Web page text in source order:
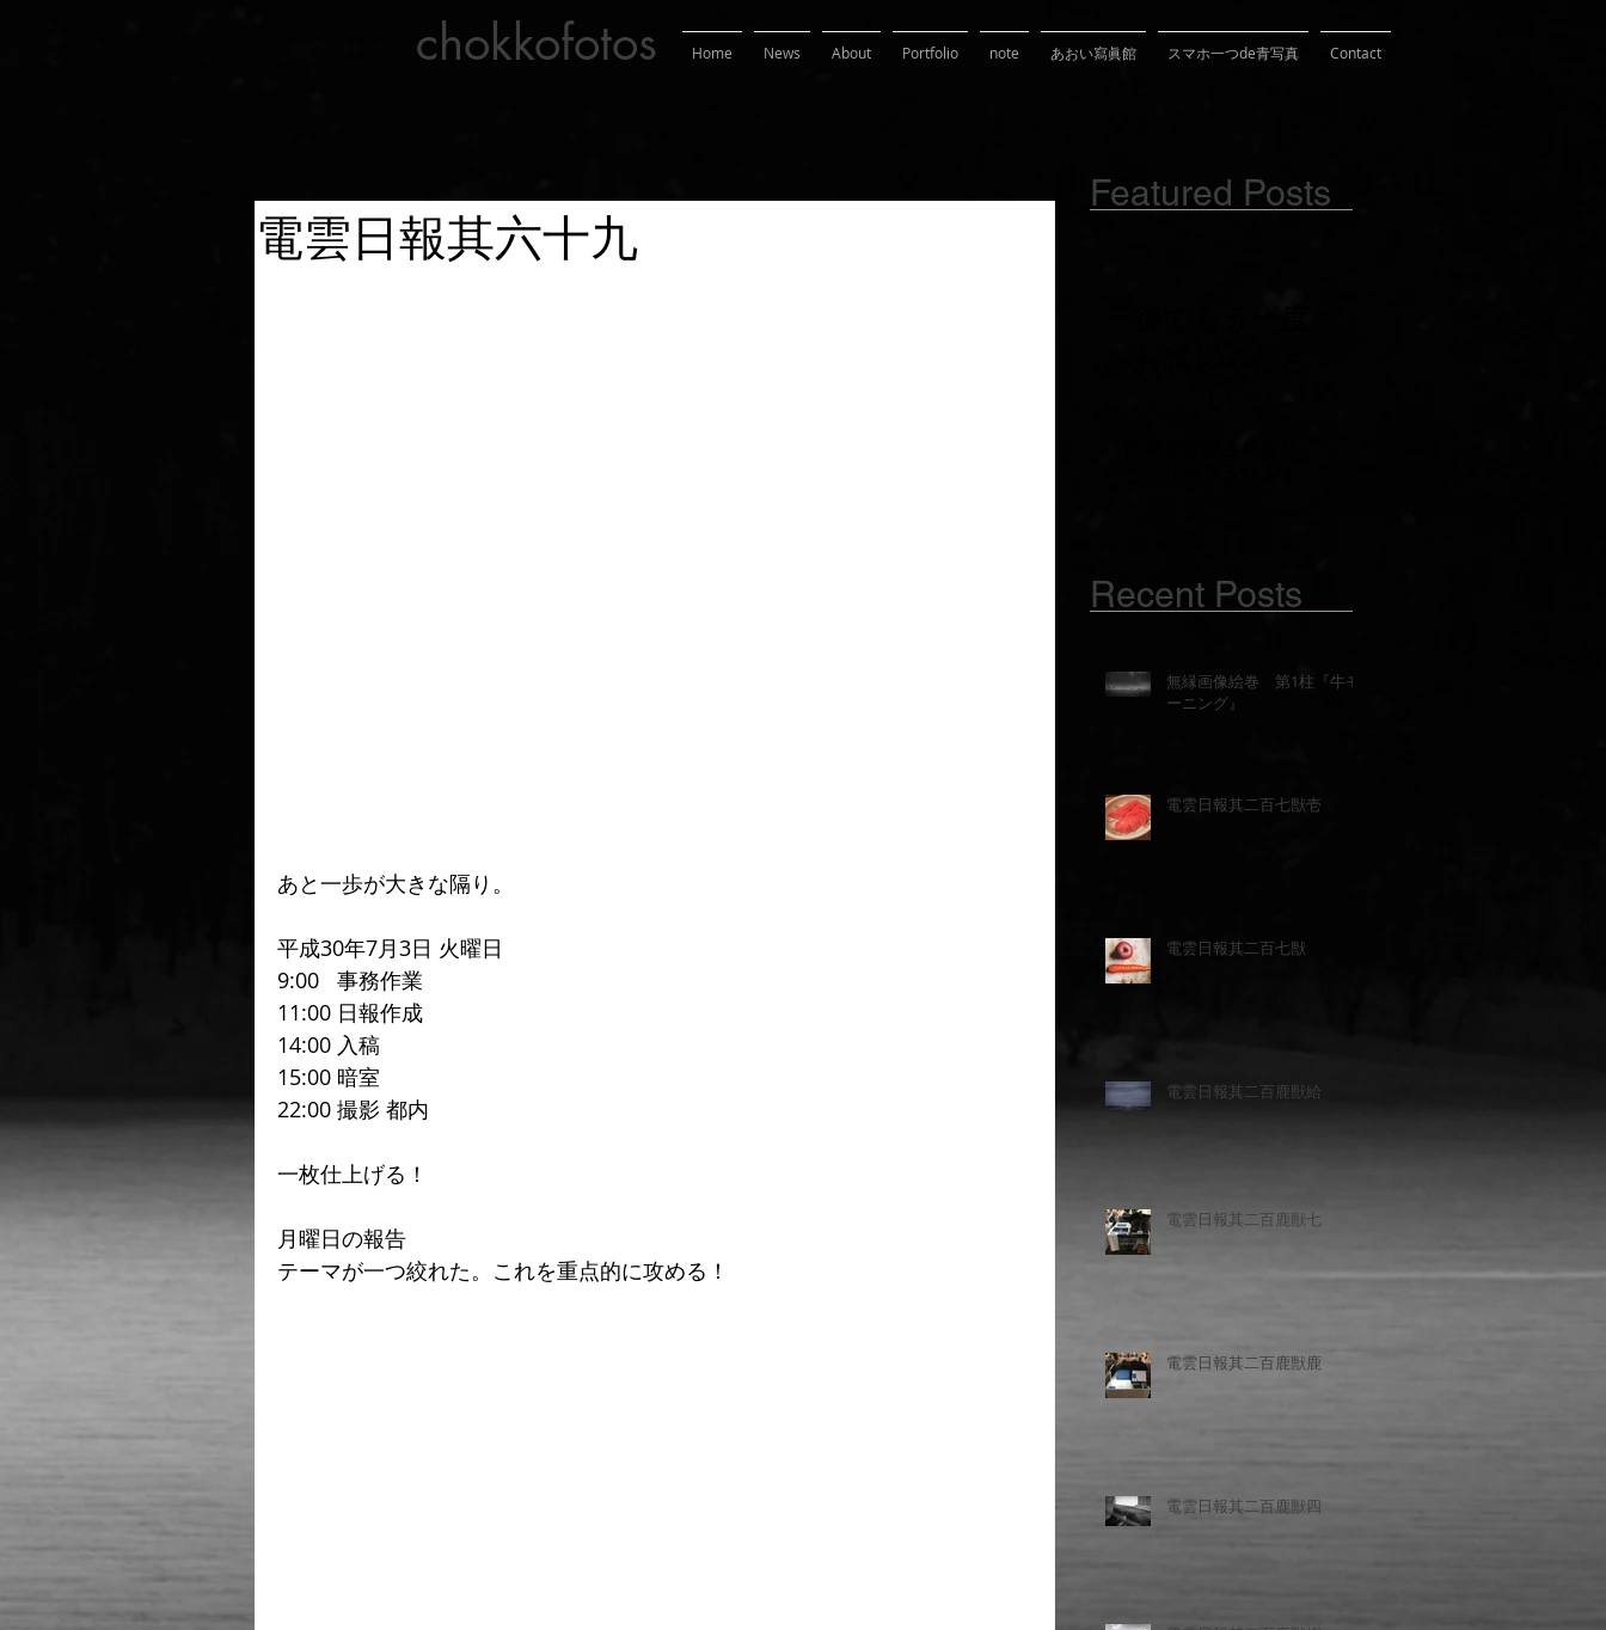
chokkofotos Home News About Portfolio note あおい寫眞館 スマホ一つde青写真 Contact
電雲日報其六十九
あと一歩が大きな隔り。
平成30年7月3日 火曜日
9:00   事務作業
11:00 日報作成
14:00 入稿
15:00 暗室
22:00 撮影 都内
一枚仕上げる！
月曜日の報告
テーマが一つ絞れた。これを重点的に攻める！
Featured Posts
Recent Posts
無縁画像絵巻 第1柱『牛モ
ーニング』
電雲日報其二百七獣壱
電雲日報其二百七獣
電雲日報其二百鹿獣給
電雲日報其二百鹿獣七
電雲日報其二百鹿獣鹿
電雲日報其二百鹿獣四